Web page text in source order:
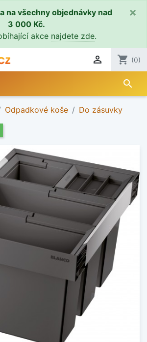
na všechny objednávky nad
3 000 Kč.
akce najdete zde.
×
 shopping_cart (0)
search
Odpadkové koše Do zásuvky